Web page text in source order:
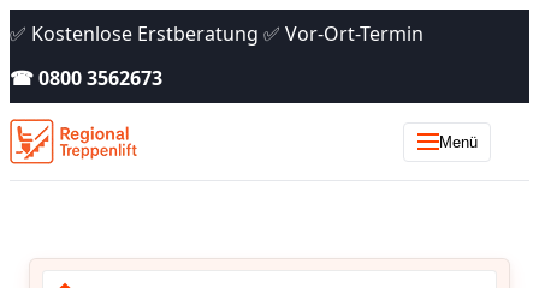
✅ Kostenlose Erstberatung ✅ Vor-Ort-Termin
☎ 0800 3562673
Menü